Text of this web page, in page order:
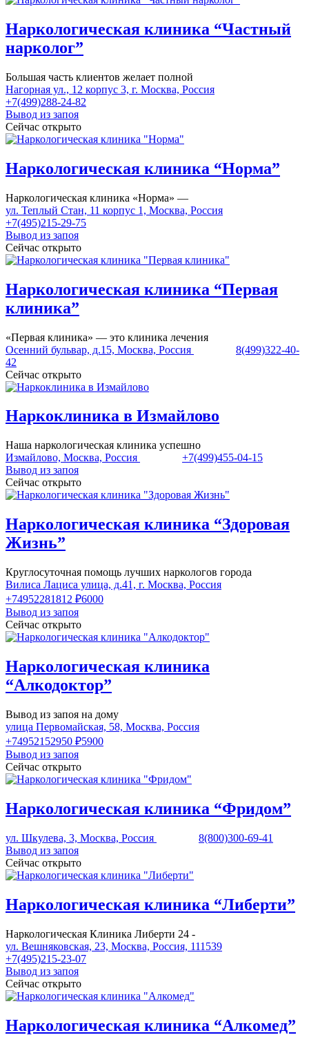
Наркологическая клиника “Частный
нарколог”
Большая часть клиентов желает полной
Нагорная ул., 12 корпус 3, г. Москва, Россия
+7(499)288-24-82
Вывод из запоя
Сейчас открыто
Наркологическая клиника “Норма”
Наркологическая клиника «Норма» —
ул. Теплый Стан, 11 корпус 1, Москва, Россия
+7(495)215-29-75
Вывод из запоя
Сейчас открыто
Наркологическая клиника “Первая
клиника”
«Первая клиника» — это клиника лечения
Осенний бульвар, д.15, Москва, Россия
8(499)322-40-
42
Сейчас открыто
Наркоклиника в Измайлово
Наша наркологическая клиника успешно
Измайлово, Москва, Россия
+7(499)455-04-15
Вывод из запоя
Сейчас открыто
Наркологическая клиника “Здоровая
Жизнь”
Круглосуточная помощь лучших наркологов города
Вилиса Лациса улица, д.41, г. Москва, Россия
+74952281812 ₽6000
Вывод из запоя
Сейчас открыто
Наркологическая клиника
“Алкодоктор”
Вывод из запоя на дому
улица Первомайская, 58, Москва, Россия
+74952152950 ₽5900
Вывод из запоя
Сейчас открыто
Наркологическая клиника “Фридом”
ул. Шкулева, 3, Москва, Россия
8(800)300-69-41
Вывод из запоя
Сейчас открыто
Наркологическая клиника “Либерти”
Наркологическая Клиника Либерти 24 -
ул. Вешняковская, 23, Москва, Россия, 111539
+7(495)215-23-07
Вывод из запоя
Сейчас открыто
Наркологическая клиника “Алкомед”